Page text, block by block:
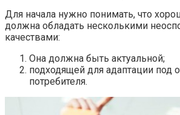
Для начала нужно понимать, что
должна обладать несколькими
качествами:
Она должна быть актуальной;
подходящей для адаптации под
потребителя.